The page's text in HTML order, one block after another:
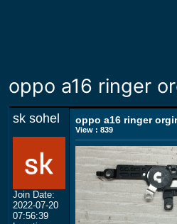
oppo a16 ringer
sk sohel
Join Date:
2022-07-20
07:56:39
oppo a16 ringer
View : 839